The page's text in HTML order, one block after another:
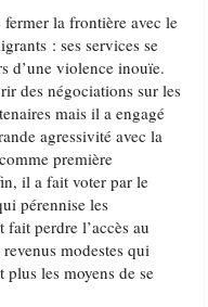
fermer la frontière avec le
: ses services se
d’une violence inouïe.
des négociations sur les
mais il a engagé
agressivité avec la
première
il a fait voter par le
pérennise les
fait perdre l’accès au
modestes qui
les moyens de se